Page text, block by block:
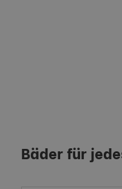
Bäder für